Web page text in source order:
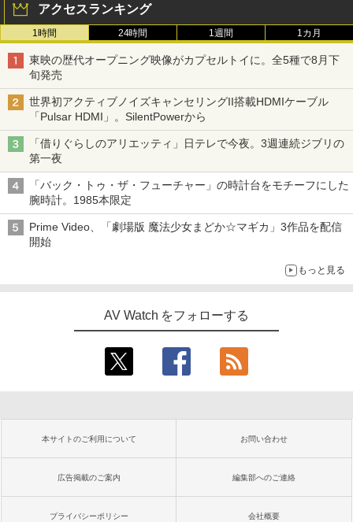
アクセスランキング
1時間 24時間 1週間 1カ月
東映の歴代オープニング映像がカプセルトイに。全5種で8月下
旬発売
世界初アクティブノイズキャンセリングII搭載HDMIケーブル
「Pulsar HDMI」。SilentPowerから
「借りぐらしのアリエッティ」日テレで今夜。3週連続ジブリの
第一夜
「バック・トゥ・ザ・フューチャー」の時計台をモチーフにした
腕時計。1985本限定
Prime Video、「劇場版 魔法少女まどか☆マギカ」3作品を配信
開始
もっと見る
AV Watch をフォローする
本サイトのご利用について お問い合わせ
広告掲載のご案内 編集部へのご連絡
プライバシーポリシー 会社概要